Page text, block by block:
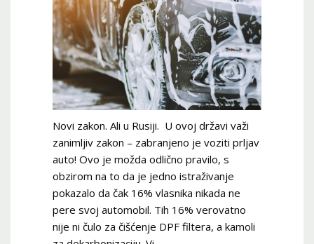
Novi zakon. Ali u Rusiji. U ovoj državi važi
zanimljiv zakon – zabranjeno je voziti prljav
auto! Ovo je možda odlično pravilo, s
obzirom na to da je jedno istraživanje
pokazalo da čak 16% vlasnika nikada ne
pere svoj automobil. Tih 16% verovatno
nije ni čulo za čišćenje DPF filtera, a kamoli